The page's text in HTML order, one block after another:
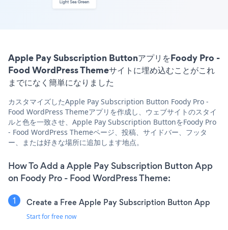
Apple Pay Subscription ButtonアプリをFoody Pro -
Food WordPress Themeサイトに埋め込むことがこれ
までになく簡単になりました
カスタマイズしたApple Pay Subscription Button Foody Pro -
Food WordPress Themeアプリを作成し、ウェブサイトのスタイ
ルと色を一致させ、Apple Pay Subscription ButtonをFoody Pro
- Food WordPress Themeページ、投稿、サイドバー、フッタ
ー、または好きな場所に追加します地点。
How To Add a Apple Pay Subscription Button App
on Foody Pro - Food WordPress Theme:
Create a Free Apple Pay Subscription Button App
Start for free now